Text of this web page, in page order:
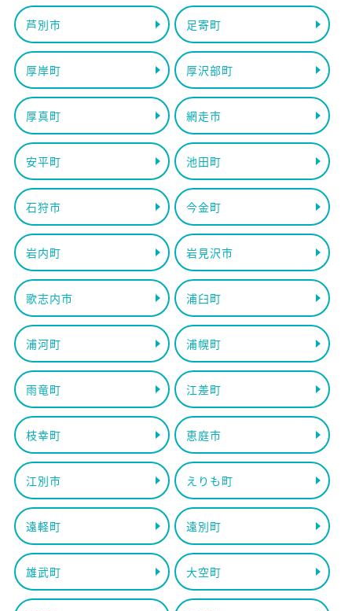
芦別市 足寄町
厚岸町 厚沢部町
厚真町 網走市
安平町 池田町
石狩市 今金町
岩内町 岩見沢市
歌志内市 浦臼町
浦河町 浦幌町
雨竜町 江差町
枝幸町 恵庭市
江別市 えりも町
遠軽町 遠別町
雄武町 大空町